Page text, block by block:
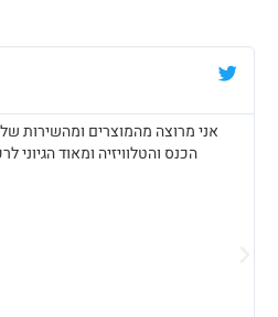
אני מרוצה מהמוצרים ומהשירות
הכנס והטלוויזיה ומאוד